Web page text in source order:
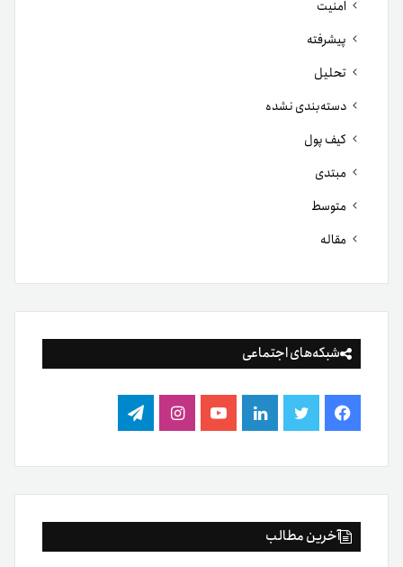
امنیت
پیشرفته
تحلیل
دسته‌بندی نشده
کیف پول
مبتدی
متوسط
مقاله
شبکه‌های اجتماعی
فیس
بوک
توییتر لینکدینیوتیوباینستاگرام
تلگرام
آخرین مطالب